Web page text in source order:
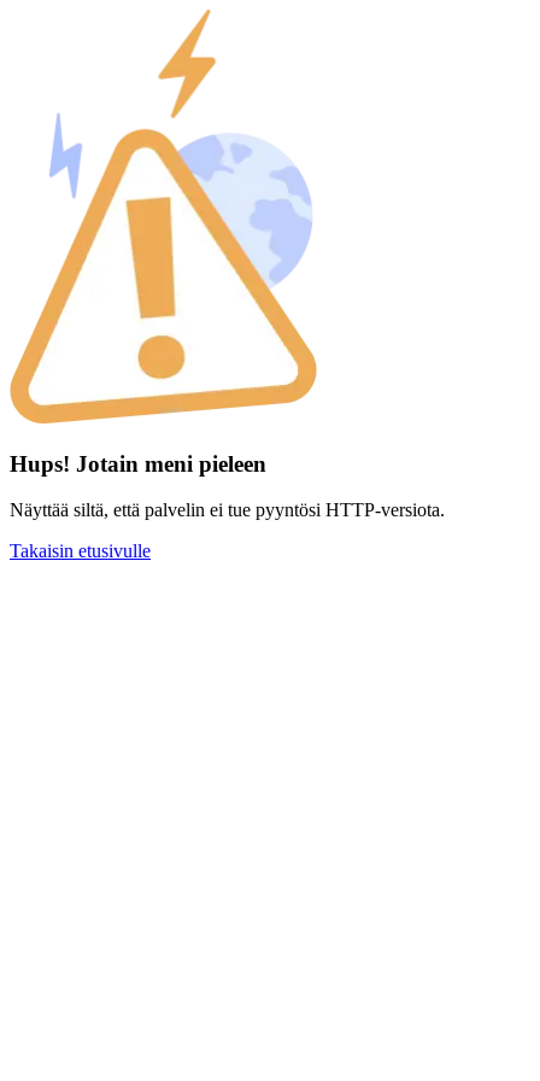
Hups! Jotain meni pieleen
Näyttää siltä, että palvelin ei tue pyyntösi HTTP-versiota.
Takaisin etusivulle